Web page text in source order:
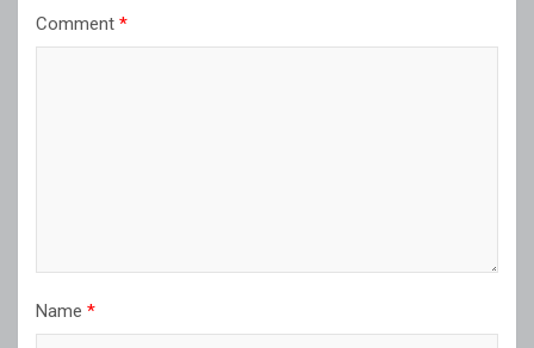
Comment *
Name *